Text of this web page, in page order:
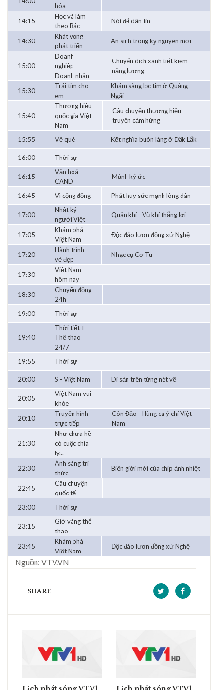
hóa
14:15
Học và làm
theo Bác
Nói để dân tin
14:30
Khát vọng
phát triển
An sinh trong kỷ nguyên mới
15:00
Doanh
nghiệp -
Doanh nhân
Chuyển dịch xanh tiết kiệm
năng lượng
15:30
Trái tim cho
em
Khám sàng lọc tim ở Quảng
Ngãi
15:40
Thương hiệu
quốc gia Việt
Nam
Câu chuyện thương hiệu
truyền cảm hứng
15:55 Về quê Kết nghĩa buôn làng ở Đăk Lắk
16:00 Thời sự
16:15
Văn hoá
CAND
Mảnh ký ức
16:45 Vì cộng đồng Phát huy sức mạnh lòng dân
17:00
Nhật ký
người Việt
Quân khí - Vũ khí thắng lợi
17:05
Khám phá
Việt Nam
Độc đáo lươn đồng xứ Nghệ
17:20
Hành trình
vẻ đẹp
Nhạc cụ Cơ Tu
17:30
Việt Nam
hôm nay
18:30
Chuyển động
24h
19:00
Thời sự
19:40
Thời tiết +
Thể thao
24/7
19:55
Thời sự
20:00 S - Việt Nam Di sản trên từng nét vẽ
20:05
Việt Nam vui
khỏe
20:10
Truyền hình
trực tiếp
Côn Đảo - Hùng ca ý chí Việt
Nam
21:30
Như chưa hề
có cuộc chia
ly...
22:30
Ánh sáng tri
thức
Biên giới mới của chíp ảnh nhiệt
22:45
Câu chuyện
quốc tế
23:00
Thời sự
23:15
Giờ vàng thể
thao
23:45
Khám phá
Việt Nam
Độc đáo lươn đồng xứ Nghệ
Nguồn: VTV.VN
SHARE